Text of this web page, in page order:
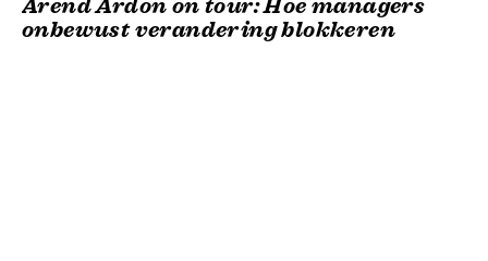
Arend Ardon on tour: Hoe managers
onbewust verandering blokkeren